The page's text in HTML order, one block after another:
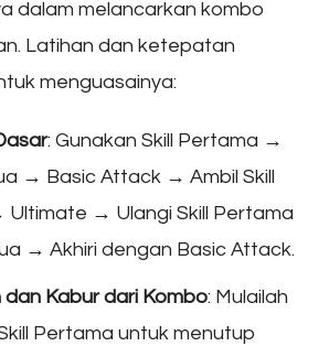
dalam melancarkan kombo
Latihan dan ketepatan
menguasainya:
: Gunakan Skill Pertama →
→ Basic Attack → Ambil Skill
Ultimate → Ulangi Skill Pertama
→ Akhiri dengan Basic Attack.
dan Kabur dari Kombo: Mulailah
Pertama untuk menutup